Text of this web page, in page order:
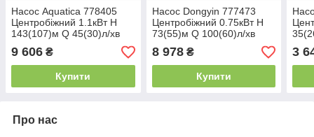
Насос Aquatica 778405
Центробіжний 1.1кВт H
143(107)м Q 45(30)л/хв
Ø80мм 60м кабелю
(3QJED2-33-1.1)
9 606 ₴
Купити
Насос Dongyin 777473
Центробіжний 0.75кВт H
73(55)м Q 100(60)л/хв
Ø102мм 40м кабелю
(4SEm4/10)
8 978₴
Купити
3
Про нас